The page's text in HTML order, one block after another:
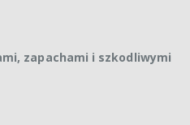
zapachami i szkodliwymi